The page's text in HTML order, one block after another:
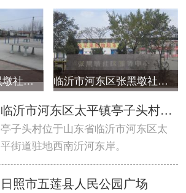
临沂市河东区赵黑墩社区广场 临沂市河东区张黑墩社区广场
临沂市河东区太平镇亭子头村广场
亭子头村位于山东省临沂市河东区太
平街道驻地西南沂河东岸。
日照市五莲县人民公园广场